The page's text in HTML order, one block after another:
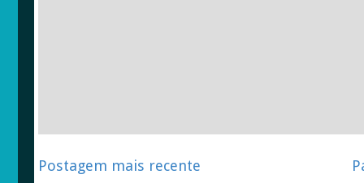
Postagem mais recente